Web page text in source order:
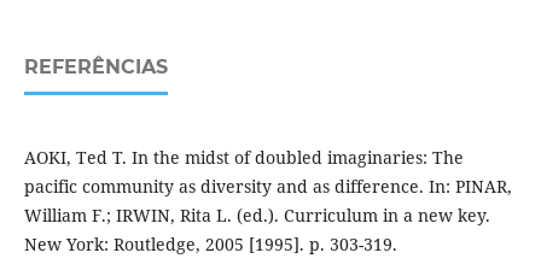
REFERÊNCIAS
AOKI, Ted T. In the midst of doubled imaginaries: The
pacific community as diversity and as difference. In: PINAR,
William F.; IRWIN, Rita L. (ed.). Curriculum in a new key.
New York: Routledge, 2005 [1995]. p. 303-319.